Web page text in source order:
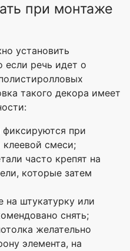
при монтаже
установить
если речь идет о
такого декора имеет
при
смеси;
часто крепят на
которые затем
на штукатурку или
снять;
желательно
элемента, на